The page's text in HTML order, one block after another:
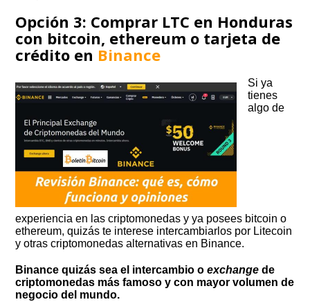
Opción 3: Comprar LTC en Honduras
con bitcoin, ethereum o tarjeta de
crédito en Binance
Si ya
tienes
algo de
experiencia en las criptomonedas y ya posees bitcoin o
ethereum, quizás te interese intercambiarlos por Litecoin
y otras criptomonedas alternativas en Binance.
Binance quizás sea el intercambio oexchange de
criptomonedas más famoso y con mayor volumen de
negocio del mundo.